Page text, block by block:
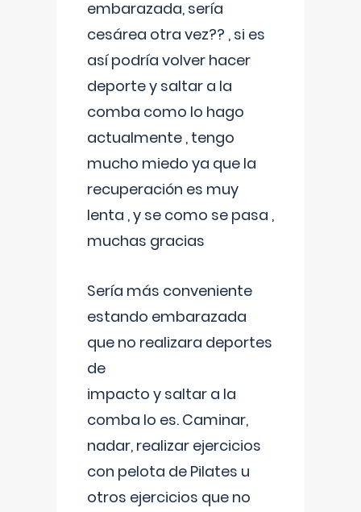
embarazada, sería
cesárea otra vez?? , si es
así podría volver hacer
deporte y saltar a la
comba como lo hago
actualmente , tengo
mucho miedo ya que la
recuperación es muy
lenta , y se como se pasa ,
muchas gracias
Sería más conveniente
estando embarazada
que no realizara deportes
de
impacto y saltar a la
comba lo es. Caminar,
nadar, realizar ejercicios
con pelota de Pilates u
otros ejercicios que no